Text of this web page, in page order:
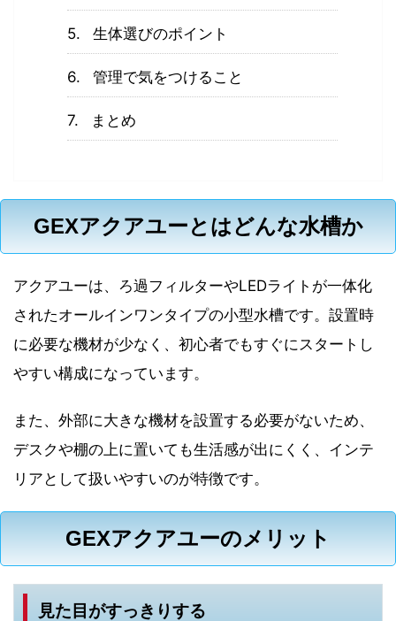
生体選びのポイント
管理で気をつけること
まとめ
GEXアクアユーとはどんな水槽か
アクアユーは、ろ過フィルターやLEDライトが一体化
されたオールインワンタイプの小型水槽です。設置時
に必要な機材が少なく、初心者でもすぐにスタートし
やすい構成になっています。
また、外部に大きな機材を設置する必要がないため、
デスクや棚の上に置いても生活感が出にくく、インテ
リアとして扱いやすいのが特徴です。
GEXアクアユーのメリット
見た目がすっきりする